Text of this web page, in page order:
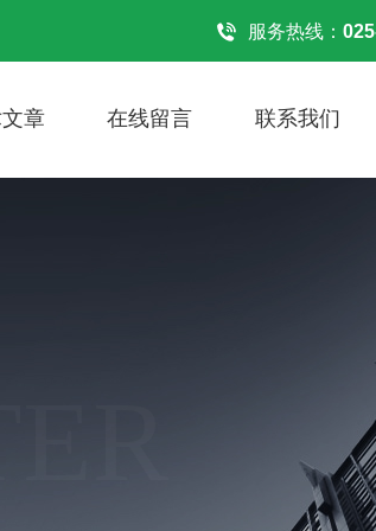
服务热线：
章 在线留言 联系我们